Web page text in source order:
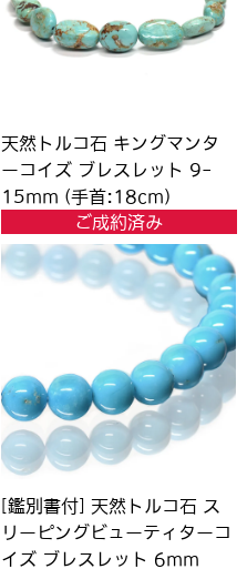
天然トルコ石 キングマンタ
ーコイズ ブレスレット 9-
15mm (手首:18cm)
ご成約済み
[鑑別書付] 天然トルコ石 ス
リーピングビューティターコ
イズ ブレスレット 6mm